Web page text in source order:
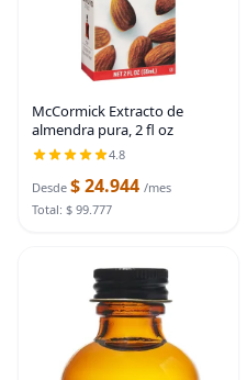
McCormick Extracto de
almendra pura, 2 fl oz
4.8
Desde $ 24.944 /mes
Total: $ 99.777